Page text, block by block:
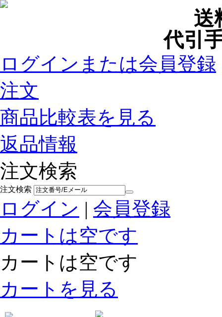
送
代引
ログインまたは会員登録
注文
商品比較表を見る
返品情報
注文検索
注文検索
ログイン | 会員登録
カートは空です
カートは空です
カートを見る